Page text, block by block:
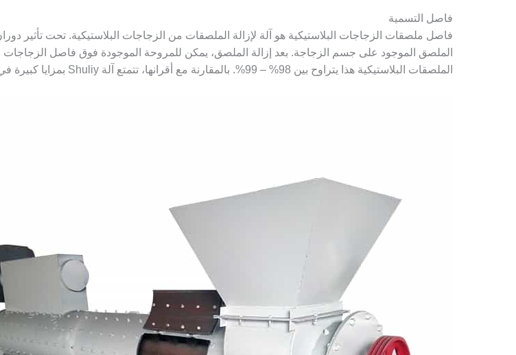
فاصل التسمية
فاصل ملصقات الزجاجات البلاستيكية هو آلة لإزالة الملصقات من الزجاجات البلاستيكية. تحت تأثير
الملصق الموجود على جسم الزجاجة. بعد إزالة الملصق، يمكن للمروحة الموجودة فوق فاصل
الملصقات البلاستيكية هذا يتراوح بين 98% – 99%. بالمقارنة مع أقرانها، تتمتع آلة Shuliy بمزايا كبيرة في معدل الفصل.